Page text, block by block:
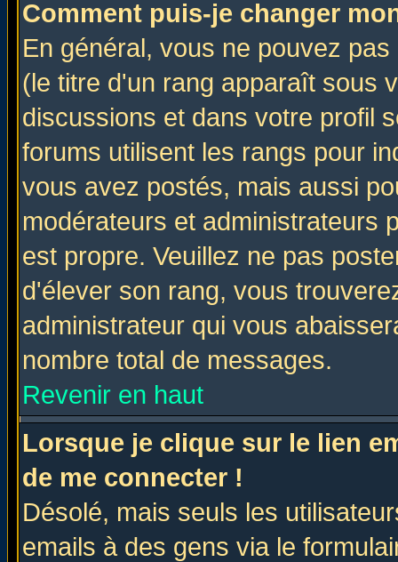
Comment puis-je changer
En général, vous ne pouvez
(le titre d'un rang apparaît sous
discussions et dans votre profil
forums utilisent les rangs pour
vous avez postés, mais aussi
modérateurs et administrateurs
est propre. Veuillez ne pas
d'élever son rang, vous
administrateur qui vous
nombre total de messages.
Revenir en haut
Lorsque je clique sur le lien
de me connecter !
Désolé, mais seuls les
emails à des gens via le